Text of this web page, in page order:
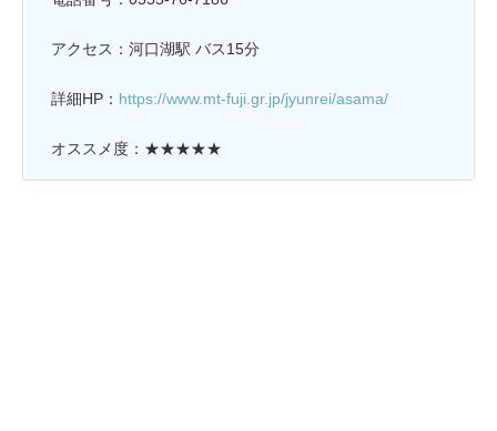
アクセス：河口湖駅 バス15分
詳細HP： https://www.mt-fuji.gr.jp/jyunrei/asama/
オススメ度：★★★★★